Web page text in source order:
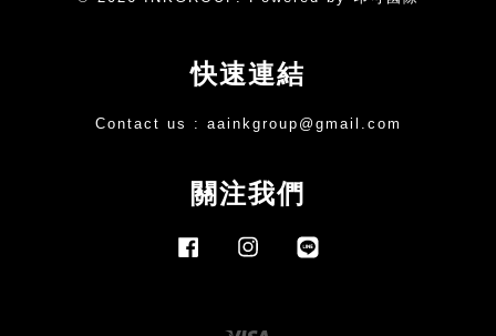
快速連結
Contact us : aainkgroup@gmail.com
關注我們
FacebookInstagram